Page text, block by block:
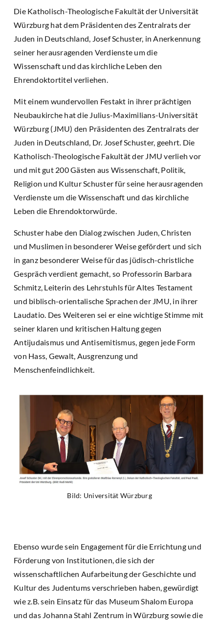
Die Katholisch-Theologische Fakultät der Universität
Würzburg hat dem Präsidenten des Zentralrats der
Juden in Deutschland, Josef Schuster, in Anerkennung
seiner herausragenden Verdienste um die
Wissenschaft und das kirchliche Leben den
Ehrendoktortitel verliehen.
Mit einem wundervollen Festakt in ihrer prächtigen
Neubaukirche hat die Julius-Maximilians-Universität
Würzburg (JMU) den Präsidenten des Zentralrats der
Juden in Deutschland, Dr. Josef Schuster, geehrt. Die
Katholisch-Theologische Fakultät der JMU verlieh vor
und mit gut 200 Gästen aus Wissenschaft, Politik,
Religion und Kultur Schuster für seine herausragenden
Verdienste um die Wissenschaft und das kirchliche
Leben die Ehrendoktorwürde.
Schuster habe den Dialog zwischen Juden, Christen
und Muslimen in besonderer Weise gefördert und sich
in ganz besonderer Weise für das jüdisch-christliche
Gespräch verdient gemacht, so Professorin Barbara
Schmitz, Leiterin des Lehrstuhls für Altes Testament
und biblisch-orientalische Sprachen der JMU, in ihrer
Laudatio. Des Weiteren sei er eine wichtige Stimme mit
seiner klaren und kritischen Haltung gegen
Antijudaismus und Antisemitismus, gegen jede Form
von Hass, Gewalt, Ausgrenzung und
Menschenfeindlichkeit.
Bild: Universität Würzburg
Ebenso wurde sein Engagement für die Errichtung und
Förderung von Institutionen, die sich der
wissenschaftlichen Aufarbeitung der Geschichte und
Kultur des Judentums verschrieben haben, gewürdigt
wie z.B. sein Einsatz für das Museum Shalom Europa
und das Johanna Stahl Zentrum in Würzburg sowie die